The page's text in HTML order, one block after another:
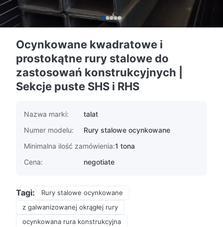
Ocynkowane kwadratowe i
prostokątne rury stalowe do
zastosowań konstrukcyjnych |
Sekcje puste SHS i RHS
Nazwa marki:
talat
Numer modelu:
Rury stalowe ocynkowane
Minimalna ilość zamówienia:1 tona
Cena:
negotiate
Tagi:
Rury stalowe ocynkowane
z galwanizowanej okrągłej rury
ocynkowana rura konstrukcyjna